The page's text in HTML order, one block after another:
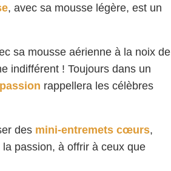
, avec sa mousse légère, est un
sa mousse aérienne à la noix de
indifférent ! Toujours dans un
rappellera les célèbres
des mini-entremets cœurs,
passion, à offrir à ceux que